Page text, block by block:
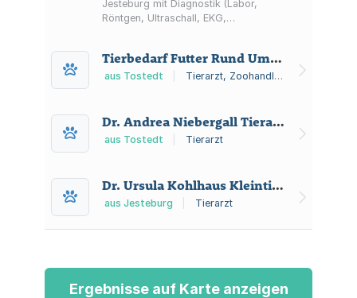
Jesteburg mit Diagnostik (Labor,
Röntgen, Ultraschall, EKG,
sowie Beratung zu Vorsorge,
Impfungen und Fütterung.
Tierbedarf Futter Rund Ums Tier
aus Tostedt Tierarzt, Zoohandlung
Dr. Andrea Niebergall Tierarztpraxis
aus Tostedt Tierarzt
Dr. Ursula Kohlhaus Kleintierpraxis
aus Jesteburg Tierarzt
Ergebnisse auf Karte anzeigen